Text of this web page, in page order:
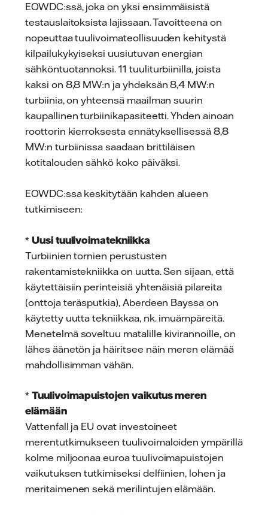
EOWDC:ssä, joka on yksi ensimmäisistä
testauslaitoksista lajissaan. Tavoitteena on
nopeuttaa tuulivoimateollisuuden kehitystä
kilpailukykyiseksi uusiutuvan energian
sähköntuotannoksi. 11 tuuliturbiinilla, joista
kaksi on 8,8 MW:n ja yhdeksän 8,4 MW:n
turbiinia, on yhteensä maailman suurin
kaupallinen turbiinikapasiteetti. Yhden ainoan
roottorin kierroksesta ennätyksellisessä 8,8
MW:n turbiinissa saadaan brittiläisen
kotitalouden sähkö koko päiväksi.
EOWDC:ssa keskitytään kahden alueen
tutkimiseen:
* Uusi tuulivoimatekniikka
Turbiinien tornien perustusten
rakentamistekniikka on uutta. Sen sijaan, että
käytettäisiin perinteisiä yhtenäisiä pilareita
(onttoja teräsputkia), Aberdeen Bayssa on
käytetty uutta tekniikkaa, nk. imuämpäreitä.
Menetelmä soveltuu matalille kivirannoille, on
lähes äänetön ja häiritsee näin meren elämää
mahdollisimman vähän.
*Tuulivoimapuistojen vaikutus meren
elämään
Vattenfall ja EU ovat investoineet
merentutkimukseen tuulivoimaloiden ympärillä
kolme miljoonaa euroa tuulivoimapuistojen
vaikutuksen tutkimiseksi delfiinien, lohen ja
meritaimenen sekä merilintujen elämään.